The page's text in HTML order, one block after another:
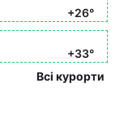
+26°
+33°
Всі курорти